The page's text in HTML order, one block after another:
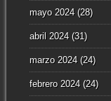
mayo 2024(28)
abril 2024(31)
marzo 2024(24)
febrero 2024(24)